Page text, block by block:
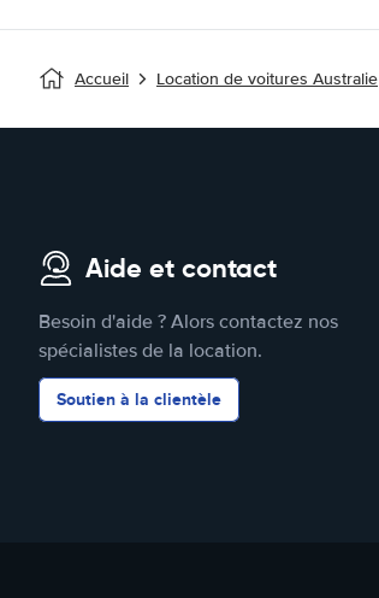
Accueil Location de voitures Australie
Aide et contact
Besoin d'aide ? Alors contactez nos
spécialistes de la location.
Soutien à la clientèle